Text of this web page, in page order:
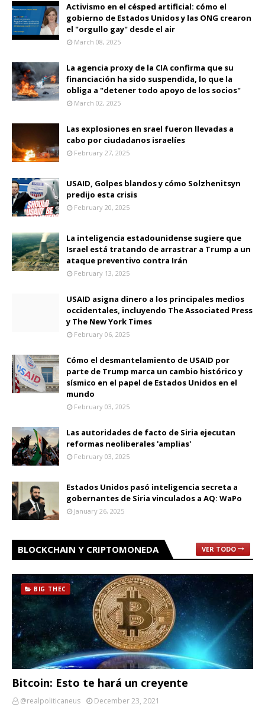
Activismo en el césped artificial: cómo el
gobierno de Estados Unidos y las ONG crearon
el "orgullo gay" desde el air
March 08, 2025
La agencia proxy de la CIA confirma que su
financiación ha sido suspendida, lo que la
obliga a "detener todo apoyo de los socios"
March 02, 2025
Las explosiones en srael fueron llevadas a
cabo por ciudadanos israelíes
February 27, 2025
USAID, Golpes blandos y cómo Solzhenitsyn
predijo esta crisis
February 20, 2025
La inteligencia estadounidense sugiere que
Israel está tratando de arrastrar a Trump a un
ataque preventivo contra Irán
February 13, 2025
USAID asigna dinero a los principales medios
occidentales, incluyendo The Associated Press
y The New York Times
February 06, 2025
Cómo el desmantelamiento de USAID por
parte de Trump marca un cambio histórico y
sísmico en el papel de Estados Unidos en el
mundo
February 03, 2025
Las autoridades de facto de Siria ejecutan
reformas neoliberales 'amplias'
February 03, 2025
Estados Unidos pasó inteligencia secreta a
gobernantes de Siria vinculados a AQ: WaPo
January 26, 2025
BLOCKCHAIN Y CRIPTOMONEDA VER TODO
BIG THEC
Bitcoin: Esto te hará un creyente
@realpoliticaneus December 23, 2021